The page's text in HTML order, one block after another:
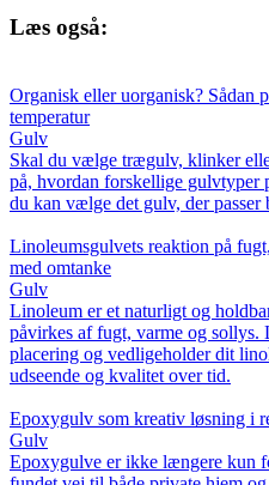
Læs også:
Organisk eller uorganisk? Sådan
temperatur
Gulv
Skal du vælge trægulv, klinker
på, hvordan forskellige gulvtyper
du kan vælge det gulv, der
Linoleumsgulvets reaktion på
med omtanke
Gulv
Linoleum er et naturligt og
påvirkes af fugt, varme og
placering og vedligeholder dit
udseende og kvalitet over tid.
Epoxygulv som kreativ løsning i
Gulv
Epoxygulve er ikke længere kun